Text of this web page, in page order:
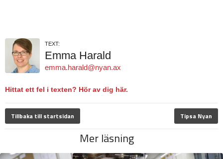
TEXT:
Emma Harald
emma.harald@nyan.ax
Hittat ett fel i texten? Hör av dig här.
Tillbaka till startsidan Tipsa Nyan
Mer läsning